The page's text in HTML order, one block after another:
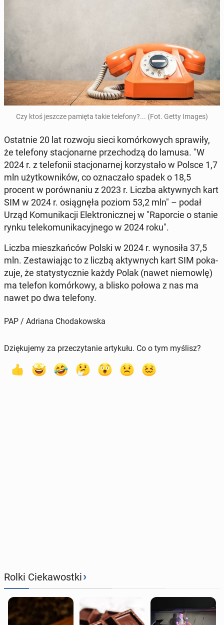
Czy ktoś jeszcze pamięta takie te­le­fo­ny?... (Fot. Getty Images)
Ostat­nie 20 lat rozwoju sieci ko­mór­ko­wych spra­wi­ły,
że te­le­fo­ny sta­cjo­nar­ne prze­cho­dzą do lamusa. "W
2024 r. z te­le­fo­nii sta­cjo­nar­nej ko­rzy­sta­ło w Polsce 1,7
mln użyt­kow­ni­ków, co ozna­cza­ło spadek o 18,5
procent w po­rów­na­niu z 2023 r. Liczba ak­tyw­nych kart
SIM w 2024 r. osią­gnę­ła poziom 53,2 mln" – podał
Urząd Ko­mu­ni­ka­cji Elek­tro­nicz­nej w "Ra­por­cie o stanie
rynku te­le­ko­mu­ni­ka­cyj­ne­go w 2024 roku".
Liczba miesz­kań­ców Polski w 2024 r. wy­no­si­ła 37,5
mln. Ze­sta­wia­jąc to z liczbą ak­tyw­nych kart SIM po­ka­
zu­je, że sta­ty­stycz­nie każdy Polak (nawet nie­mow­lę)
ma telefon ko­mór­ko­wy, a blisko połowa z nas ma
nawet po dwa te­le­fo­ny.
PAP / Adriana Chodakowska
Dziękujemy za przeczytanie artykułu. Co o tym myślisz?
Rolki Ciekawostki›